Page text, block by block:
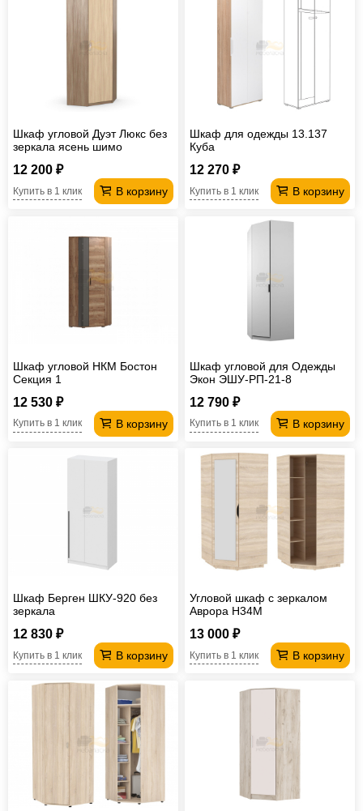
Шкаф угловой Дуэт Люкс без
зеркала ясень шимо
12 200 ₽
В корзину
Купить в 1 клик
Шкаф для одежды 13.137
Куба
12 270 ₽
В корзину
Купить в 1 клик
Шкаф угловой НКМ Бостон
Секция 1
12 530 ₽
В корзину
Купить в 1 клик
Шкаф угловой для Одежды
Экон ЭШУ-РП-21-8
12 790 ₽
В корзину
Купить в 1 клик
Шкаф Берген ШКУ-920 без
зеркала
12 830 ₽
В корзину
Купить в 1 клик
Угловой шкаф с зеркалом
Аврора H34M
13 000 ₽
В корзину
Купить в 1 клик